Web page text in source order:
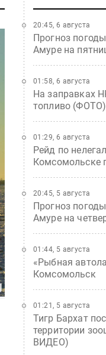
Прогноз
Амуре на
20:45, 6 августа
На заправках
топливо (ФОТО)
01:58, 6 августа
Рейд по
Комсомольске
01:29, 6 августа
Прогноз
Амуре на
20:45, 5 августа
«Рыбная
Комсомольск
01:44, 5 августа
Тигр Бархат
территории
ВИДЕО)
01:21, 5 августа